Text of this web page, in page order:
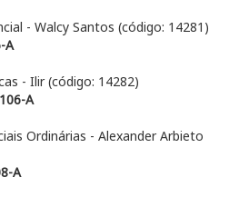
- Walcy Santos (código: 14281)
A
- Ilir (código: 14282)
A
Ordinárias - Alexander Arbieto
A